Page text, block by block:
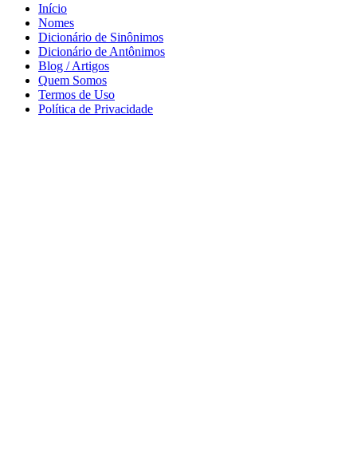
Início
Nomes
Dicionário de Sinônimos
Dicionário de Antônimos
Blog / Artigos
Quem Somos
Termos de Uso
Política de Privacidade